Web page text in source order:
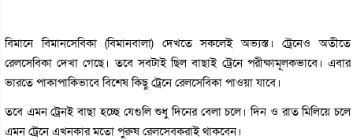
বিমানে বিমানসেবিকা (বিমানবালা) দেখতে সকলেই অভ্যস্ত। ট্রেনেও অতীতে
রেলসেবিকা দেখা গেছে। তবে সবটাই ছিল বাছাই ট্রেনে পরীক্ষামূলকভাবে। এবার
ভারতে পাকাপাকিভাবে বিশেষ কিছু ট্রেনে রেলসেবিকা পাওয়া যাবে।
তবে এমন ট্রেনই বাছা হচ্ছে যেগুলি শুধু দিনের বেলা চলে। দিন ও রাত মিলিয়ে চলে
এমন ট্রেনে এখনকার মতো পুরুষ রেলসেবকরাই থাকবেন।